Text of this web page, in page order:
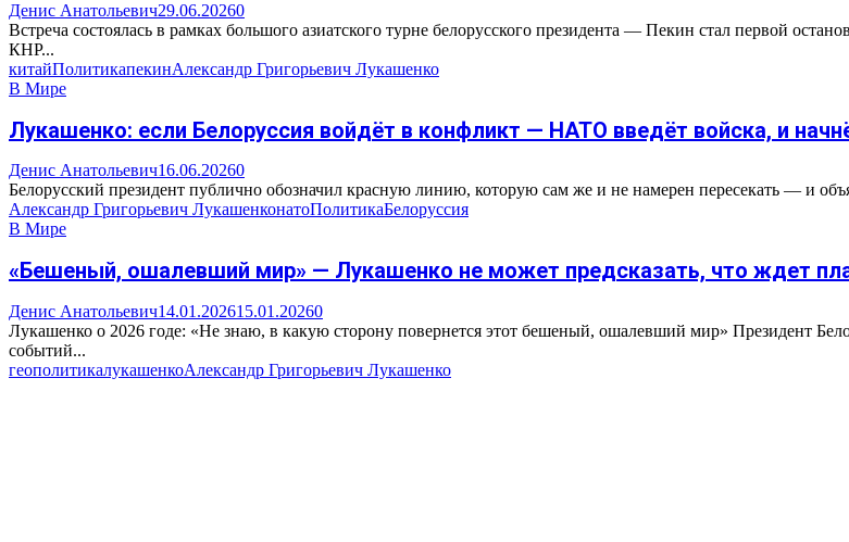
Денис Анатольевич29.06.20260
Встреча состоялась в рамках большого азиатского турне белорусского президента — Пекин стал первой
КНР...
китайПолитикапекинАлександр Григорьевич Лукашенко
В Мире
Лукашенко: если Белоруссия войдёт в конфликт — НАТО введёт войска, и
Денис Анатольевич16.06.20260
Белорусский президент публично обозначил красную линию, которую сам же и не намерен пересекать — и
Александр Григорьевич ЛукашенконатоПолитикаБелоруссия
В Мире
«Бешеный, ошалевший мир» — Лукашенко не может предсказать, что ждет
Денис Анатольевич14.01.202615.01.20260
Лукашенко о 2026 годе: «Не знаю, в какую сторону повернется этот бешеный, ошалевший мир» Президент
событий...
геополитикалукашенкоАлександр Григорьевич Лукашенко